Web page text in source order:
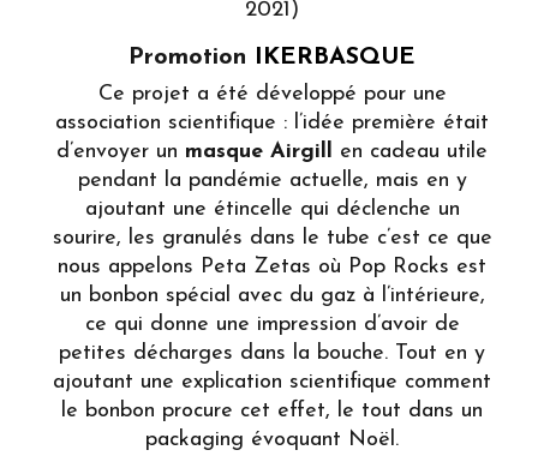
2021)
Promotion IKERBASQUE
Ce projet a été développé pour une
association scientifique : l’idée première était
d’envoyer un masque Airgill en cadeau utile
pendant la pandémie actuelle, mais en y
ajoutant une étincelle qui déclenche un
sourire, les granulés dans le tube c’est ce que
nous appelons Peta Zetas où Pop Rocks est
un bonbon spécial avec du gaz à l’intérieure,
ce qui donne une impression d’avoir de
petites décharges dans la bouche. Tout en y
ajoutant une explication scientifique comment
le bonbon procure cet effet, le tout dans un
packaging évoquant Noël.